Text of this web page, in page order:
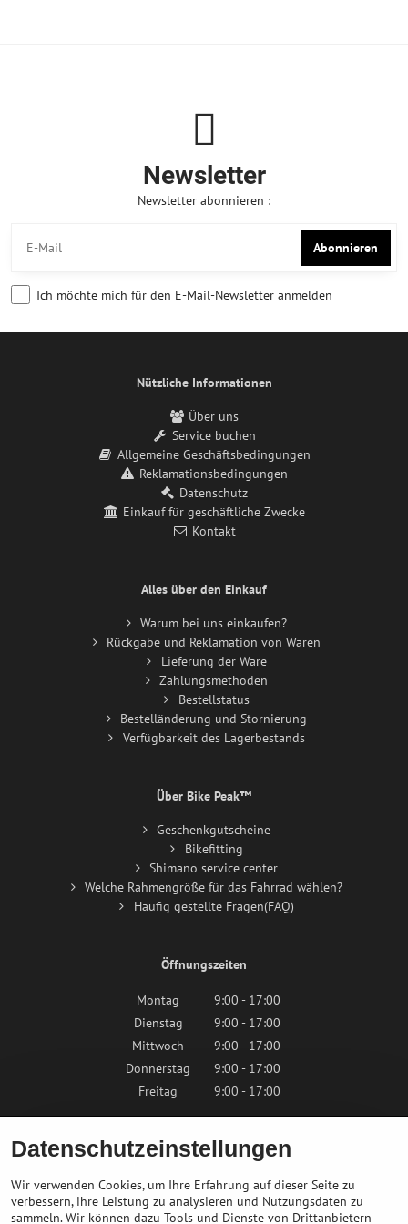
Newsletter
Newsletter abonnieren :
Abonnieren
Ich möchte mich für den E-Mail-Newsletter anmelden
Nützliche Informationen
Über uns
Service buchen
Allgemeine Geschäftsbedingungen
Reklamationsbedingungen
Datenschutz
Einkauf für geschäftliche Zwecke
Kontakt
Alles über den Einkauf
Warum bei uns einkaufen?
Rückgabe und Reklamation von Waren
Lieferung der Ware
Zahlungsmethoden
Bestellstatus
Bestelländerung und Stornierung
Verfügbarkeit des Lagerbestands
Über Bike Peak™
Geschenkgutscheine
Bikefitting
Shimano service center
Welche Rahmengröße für das Fahrrad wählen?
Häufig gestellte Fragen(FAQ)
Öffnungszeiten
Montag
9:00 - 17:00
Dienstag
9:00 - 17:00
Mittwoch
9:00 - 17:00
Donnerstag
9:00 - 17:00
Freitag
9:00 - 17:00
Samstag
9:00 - 12:00
Sonntag
Geschlossen
Datenschutzeinstellungen
Wir verwenden Cookies, um Ihre Erfahrung auf dieser Seite zu
verbessern, ihre Leistung zu analysieren und Nutzungsdaten zu
sammeln. Wir können dazu Tools und Dienste von Drittanbietern